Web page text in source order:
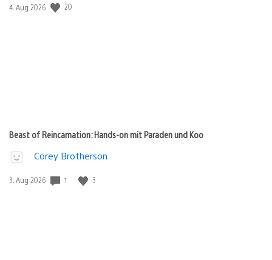
Veröffentlichungsdatum:
4. Aug 2026 20
Beast of Reincarnation: Hands-on mit Paraden und Koo
Corey Brotherson
Veröffentlichungsdatum:
3. Aug 2026 1 3